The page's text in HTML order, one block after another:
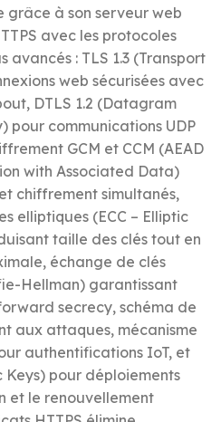
grâce à son serveur web
avec les protocoles
avancés : TLS 1.3 (Transport
web sécurisées avec
DTLS 1.2 (Datagram
pour communications UDP
GCM et CCM (AEAD
with Associated Data)
chiffrement simultanés,
elliptiques (ECC – Elliptic
taille des clés tout en
échange de clés
Hellman) garantissant
secrecy, schéma de
aux attaques, mécanisme
authentifications IoT, et
Keys) pour déploiements
et le renouvellement